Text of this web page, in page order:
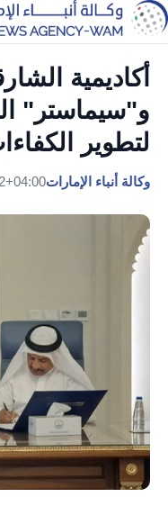
أكاديمية
و"سيماستر"
لتطوير
وكالة أنباء الإمارات